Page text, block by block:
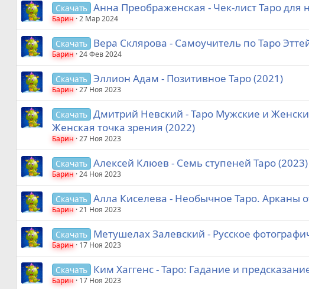
Скачать Анна Преображенская - Чек-лист Таро
Барин 2 Мар 2024
Скачать Вера Склярова - Самоучитель по Таро
Барин 24 Фев 2024
Скачать Эллион Адам - Позитивное Таро (2021)
Барин 27 Ноя 2023
Скачать Дмитрий Невский - Таро Мужские и
Женская точка зрения (2022)
Барин 27 Ноя 2023
Скачать Алексей Клюев - Семь ступеней Таро (2023)
Барин 24 Ноя 2023
Скачать Алла Киселева - Необычное Таро. Арканы
Барин 21 Ноя 2023
Скачать Метушелах Залевский - Русское
Барин 17 Ноя 2023
Скачать Ким Хаггенс - Таро: Гадание и
Барин 17 Ноя 2023